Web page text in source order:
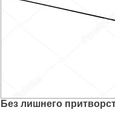
Без лишнего